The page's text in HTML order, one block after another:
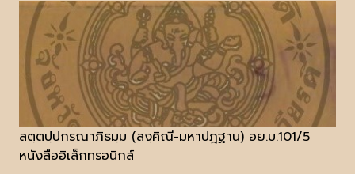
สตฺตปฺปกรณาภิธมฺม (สงฺคิณี-มหาปฎฐาน) อย.บ.101/5
หนังสืออิเล็กทรอนิกส์